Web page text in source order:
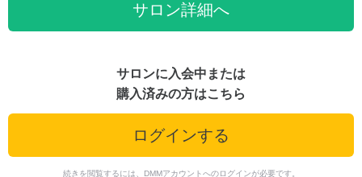
サロン詳細へ
サロンに入会中または
購入済みの方はこちら
ログインする
続きを閲覧するには、DMMアカウントへのログインが必要です。